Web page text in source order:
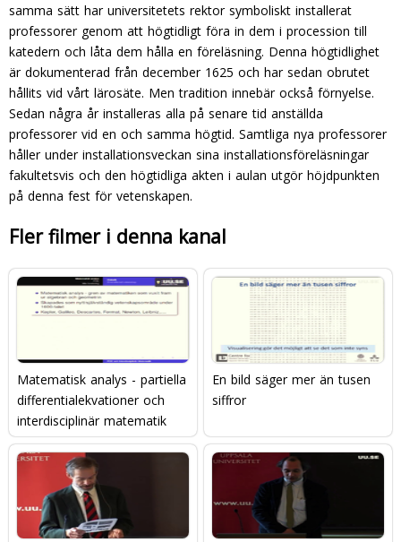
samma sätt har universitetets rektor symboliskt installerat
professorer genom att högtidligt föra in dem i procession till
kate­dern och låta dem hålla en föreläsning. Denna högtidlig­het
är dokumenterad från december 1625 och har sedan obrutet
hållits vid vårt lärosäte. Men tradition innebär också förnyelse.
Sedan några år installeras alla på senare tid anställda
professorer vid en och samma högtid. Samt­liga nya professorer
håller under installationsveckan sina installationsföreläsningar
fakultetsvis och den högtidliga akten i aulan utgör höjdpunkten
på denna fest för ve­tenskapen.
Fler filmer i denna kanal
Matematisk analys - partiella
differentialekvationer och
interdisciplinär matematik
En bild säger mer än tusen
siffror